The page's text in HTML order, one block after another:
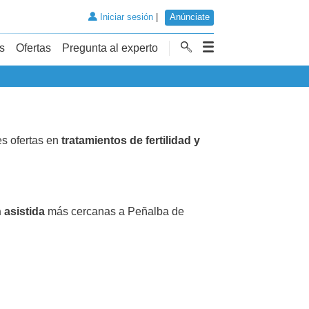
Iniciar sesión| Anúnciate
Ofertas Pregunta al experto
ofertas en tratamientos de fertilidad y
asistida más cercanas a Peñalba de